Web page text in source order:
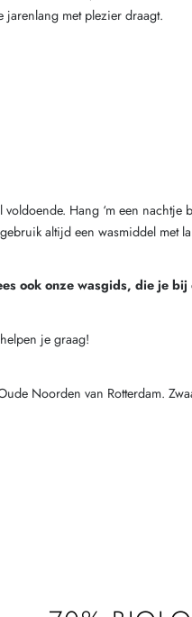
jarenlang met plezier draagt.
Hang ‘m een
altijd een wasmiddel met
ook onze wasgids, die je
je graag!
Noorden van Rotterdam.